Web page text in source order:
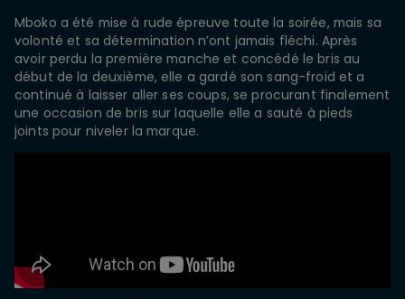
Mboko a été mise à rude épreuve toute la soirée, mais sa
volonté et sa détermination n’ont jamais fléchi. Après
avoir perdu la première manche et concédé le bris au
début de la deuxième, elle a gardé son sang-froid et a
continué à laisser aller ses coups, se procurant finalement
une occasion de bris sur laquelle elle a sauté à pieds
joints pour niveler la marque.